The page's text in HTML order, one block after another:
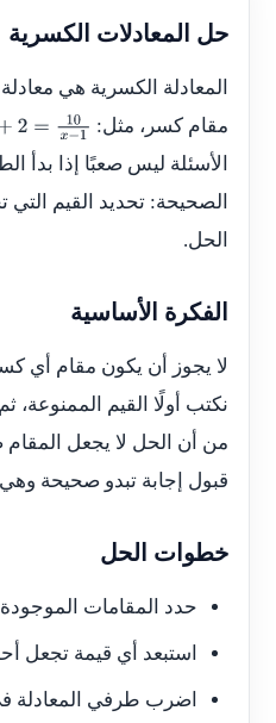
حل المعادلات الكسرية
المعادلة الكسرية هي
مقام كسر، مثل:
+ 2=10x−1
الأسئلة ليس صعبًا إذا بدأ
الصحيحة: تحديد القيم
الحل.
الفكرة الأساسية
لا يجوز أن يكون مقام أي
نكتب أولًا القيم الممنوعة،
من أن الحل لا يجعل
قبول إجابة تبدو صحيحة وهي
خطوات الحل
حدد المقامات
استبعد أي قيمة تجعل
اضرب طرفي المعادلة